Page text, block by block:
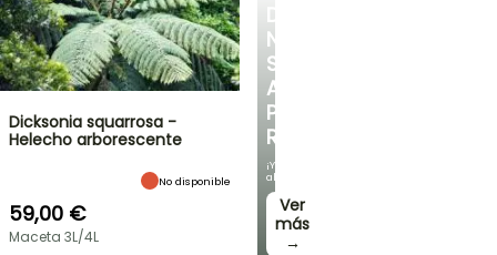
DESCUBRE
NUESTRA
SELECCIÓN
A
PRECIOS
REDUCIDOS
¡Y
ahorra!
Ver
más
→
Dicksonia squarrosa -
Helecho arborescente
No disponible
59,00 €
Maceta 3L/4L